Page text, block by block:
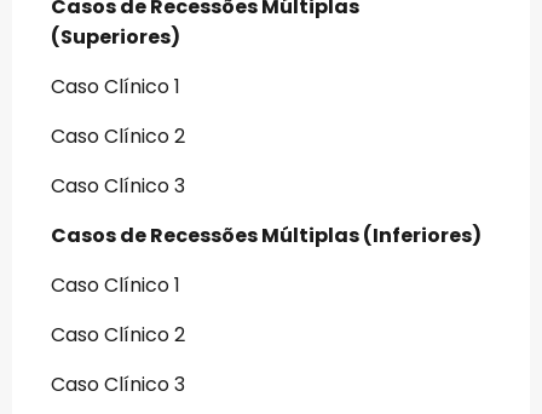
Casos de Recessões Múltiplas
(Superiores)
Caso Clínico 1
Caso Clínico 2
Caso Clínico 3
Casos de Recessões Múltiplas (Inferiores)
Caso Clínico 1
Caso Clínico 2
Caso Clínico 3